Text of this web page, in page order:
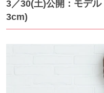
3／30(土)公開：モデ
3cm)